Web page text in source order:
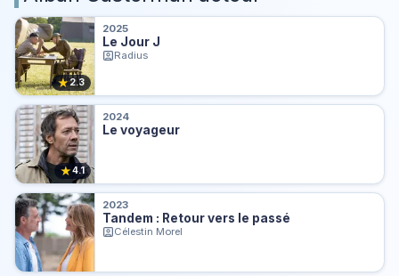
★2.3
2025
Le Jour J
Radius
★4.1
2024
Le voyageur
2023
Tandem : Retour vers le passé
Célestin Morel